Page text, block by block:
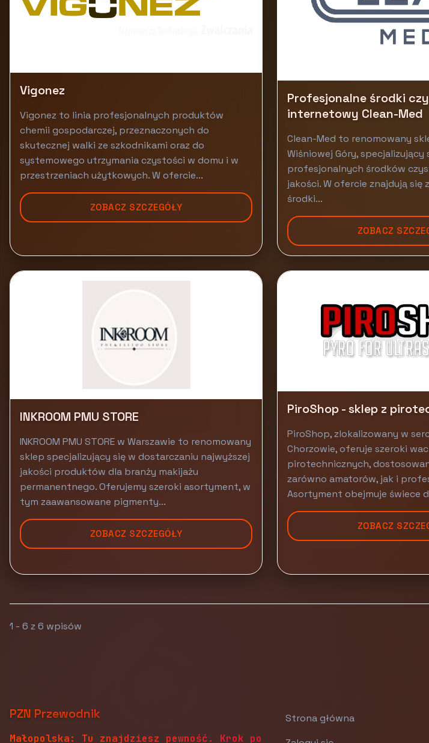
Vigonez
Vigonez to linia profesjonalnych produktów
chemii gospodarczej, przeznaczonych do
skutecznej walki ze szkodnikami oraz do
systemowego utrzymania czystości w domu i w
przestrzeniach użytkowych. W ofercie...
ZOBACZ SZCZEGÓŁY
Profesjonalne środki
internetowy Clean-Med
Clean-Med to renomowany
Wiśniowej Góry,
profesjonalnych środków
jakości. W ofercie znajdują się
środki...
ZOBACZ
INKROOM PMU STORE
INKROOM PMU STORE w Warszawie to renomowany
sklep specjalizujący się w dostarczaniu najwyższej
jakości produktów dla branży makijażu
permanentnego. Oferujemy szeroki asortyment, w
tym zaawansowane pigmenty...
ZOBACZ SZCZEGÓŁY
PiroShop - sklep z
PiroShop, zlokalizowany w
Chorzowie, oferuje szeroki
pirotechnicznych,
zarówno amatorów, jak i
Asortyment obejmuje świece
ZOBACZ
1 - 6 z 6 wpisów
PZN Przewodnik
Małopolska: Tu znajdziesz pewność. Krok po
Strona główna